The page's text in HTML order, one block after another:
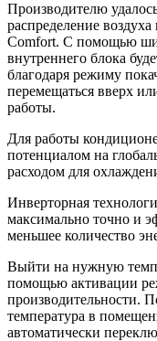
Производителю
распределение
Comfort. С помощью
внутреннего блока
благодаря режиму
перемещаться вверх
работы.
Для работы
потенциалом на
расходом для
Инверторная
максимально точно и
меньшее количество
Выйти на нужную
помощью активации
производительности.
температура в
автоматически